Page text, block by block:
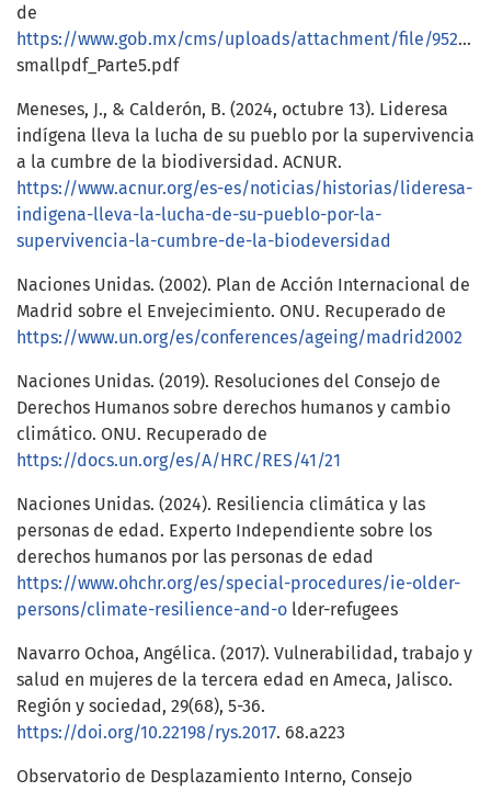
de
https://www.gob.mx/cms/uploads/attachment/file/952340/LSDM_24_Completo_WEB_
smallpdf_Parte5.pdf
Meneses, J., & Calderón, B. (2024, octubre 13). Lideresa
indígena lleva la lucha de su pueblo por la supervivencia
a la cumbre de la biodiversidad. ACNUR.
https://www.acnur.org/es-es/noticias/historias/lideresa-
indigena-lleva-la-lucha-de-su-pueblo-por-la-
supervivencia-la-cumbre-de-la-biodeversidad
Naciones Unidas. (2002). Plan de Acción Internacional de
Madrid sobre el Envejecimiento. ONU. Recuperado de
https://www.un.org/es/conferences/ageing/madrid2002
Naciones Unidas. (2019). Resoluciones del Consejo de
Derechos Humanos sobre derechos humanos y cambio
climático. ONU. Recuperado de
https://docs.un.org/es/A/HRC/RES/41/21
Naciones Unidas. (2024). Resiliencia climática y las
personas de edad. Experto Independiente sobre los
derechos humanos por las personas de edad
https://www.ohchr.org/es/special-procedures/ie-older-
persons/climate-resilience-and-o lder-refugees
Navarro Ochoa, Angélica. (2017). Vulnerabilidad, trabajo y
salud en mujeres de la tercera edad en Ameca, Jalisco.
Región y sociedad, 29(68), 5-36.
https://doi.org/10.22198/rys.2017. 68.a223
Observatorio de Desplazamiento Interno, Consejo